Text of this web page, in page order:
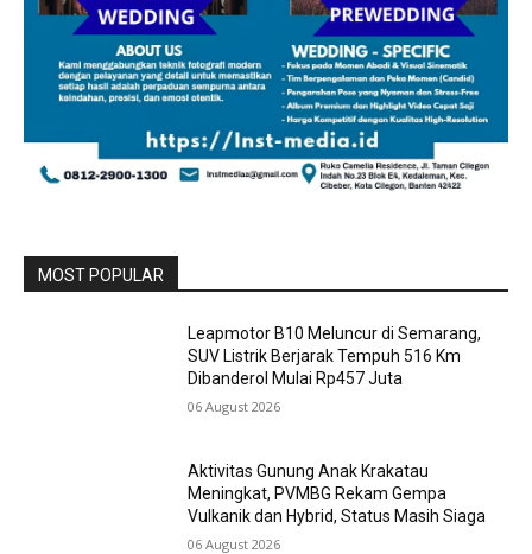
MOST POPULAR
Leapmotor B10 Meluncur di Semarang,
SUV Listrik Berjarak Tempuh 516 Km
Dibanderol Mulai Rp457 Juta
06 August 2026
Aktivitas Gunung Anak Krakatau
Meningkat, PVMBG Rekam Gempa
Vulkanik dan Hybrid, Status Masih Siaga
06 August 2026